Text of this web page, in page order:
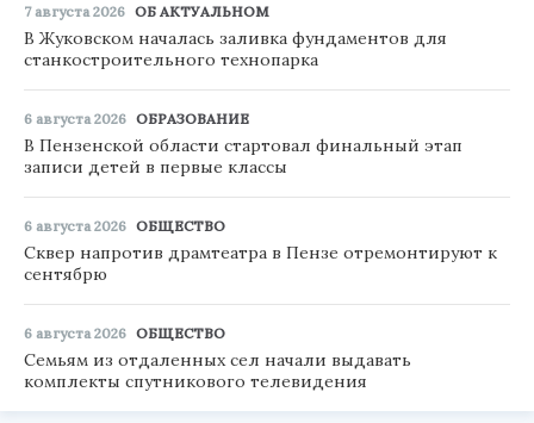
7 августа 2026 ОБ АКТУАЛЬНОМ
В Жуковском началась заливка фундаментов для
станкостроительного технопарка
6 августа 2026 ОБРАЗОВАНИЕ
В Пензенской области стартовал финальный этап
записи детей в первые классы
6 августа 2026 ОБЩЕСТВО
Сквер напротив драмтеатра в Пензе отремонтируют к
сентябрю
6 августа 2026 ОБЩЕСТВО
Семьям из отдаленных сел начали выдавать
комплекты спутникового телевидения